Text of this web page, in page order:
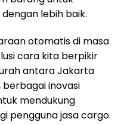
lebih baik.
otomatis di masa
cara kita berpikir
antara Jakarta
berbagai inovasi
mendukung
pengguna jasa cargo.